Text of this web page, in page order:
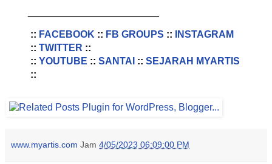
:: FACEBOOK :: FB GROUPS ::
INSTAGRAM
:: TWITTER ::
:: YOUTUBE :: SANTAI :: SEJARAH MYARTIS
::
www.myartis.com Jam 4/05/2023 06:09:00 PM